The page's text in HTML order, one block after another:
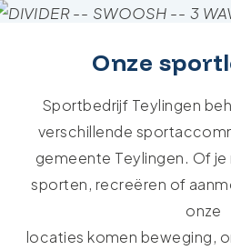
Onze
Sportbedrijf Teylingen
verschillende
gemeente Teylingen. Of
sporten, recreëren of
onze
locaties komen beweging,